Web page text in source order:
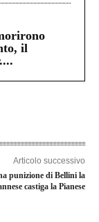
il
Articolo successivo
punizione di Bellini la
castiga la Pianese